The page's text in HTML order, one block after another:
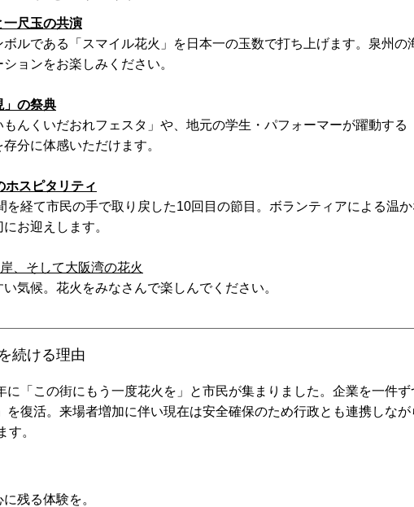
尺玉の共演
ルである「スマイル花火」を日本一の玉数で打ち上げます。泉州
ョンをお楽しみください。
の祭典
んくいだおれフェスタ」や、地元の学生・パフォーマーが躍動す
分に体感いただけます。
スピタリティ
を経て市民の手で取り戻した10回目の節目。ボランティアによる温
お迎えします。
、そして大阪湾の花火
気候。花火をみなさんで楽しんでください。
続ける理由
に「この街にもう一度花火を」と市民が集まりました。企業を一件
復活。来場者増加に伴い現在は安全確保のため行政とも連携しなが
す。
残る体験を。